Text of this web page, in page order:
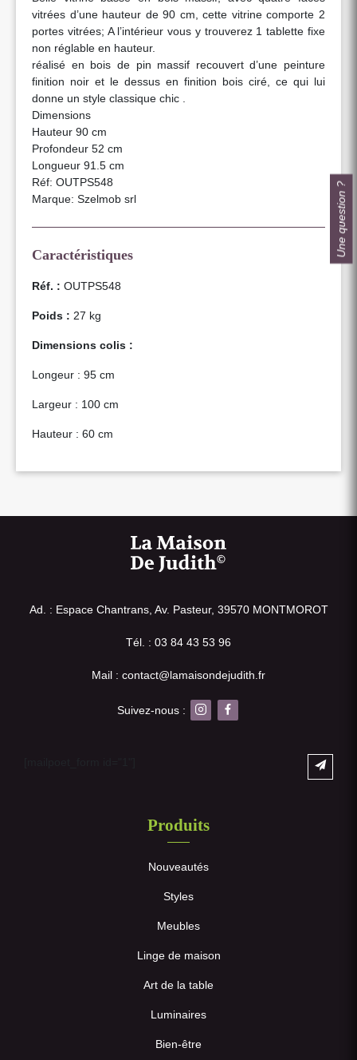
vitrées d’une hauteur de 90 cm, cette vitrine comporte 2
portes vitrées; A l’intérieur vous y trouverez 1 tablette fixe
non réglable en hauteur.
réalisé en bois de pin massif recouvert d’une peinture
finition noir et le dessus en finition bois ciré, ce qui lui
donne un style classique chic .
Dimensions
Hauteur 90 cm
Profondeur 52 cm
Longueur 91.5 cm
Réf: OUTPS548
Marque: Szelmob srl
Caractéristiques
Réf. : OUTPS548
Poids : 27 kg
Dimensions colis :
Longeur : 95 cm
Largeur : 100 cm
Hauteur : 60 cm
Ad. : Espace Chantrans, Av. Pasteur, 39570 MONTMOROT
Tél. : 03 84 43 53 96
Mail : contact@lamaisondejudith.fr
Suivez-nous :
Produits
Nouveautés
Styles
Meubles
Linge de maison
Art de la table
Luminaires
Bien-être
Une question ?